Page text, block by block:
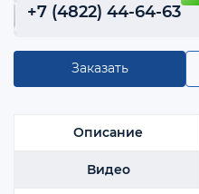
+7 (4822) 44-64-63
Заказать
Описание
Видео